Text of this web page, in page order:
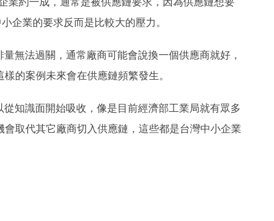
企業的要求反而是比較大的壓力。
無法過關，通常廠商可能會說換一個供應商就好，
的案例未來會在供應鏈頻繁發生。
知識面開始吸收，像是目前經濟部工業局就有眾多
取代其它廠商切入供應鏈，這些都是台灣中小企業